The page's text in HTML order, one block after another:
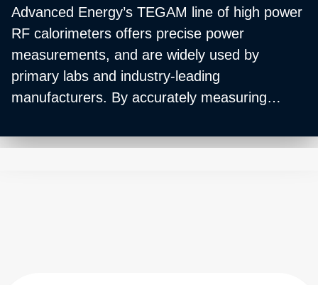
Advanced Energy’s TEGAM line of high power
RF calorimeters offers precise power
measurements, and are widely used by
primary labs and industry-leading
manufacturers. By accurately measuring
amount of heat and, therefore, the amount of